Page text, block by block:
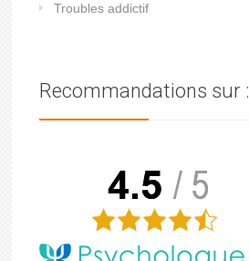
Troubles addictif
Recommandations sur :